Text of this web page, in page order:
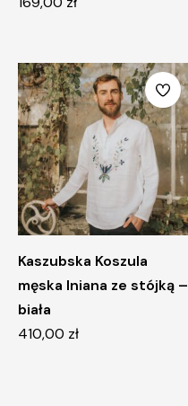
Kaszubska Koszula
męska lniana ze stójką –
biała
410,00 zł